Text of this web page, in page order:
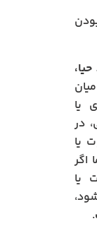
یا
در
یا
اگر
یا
.